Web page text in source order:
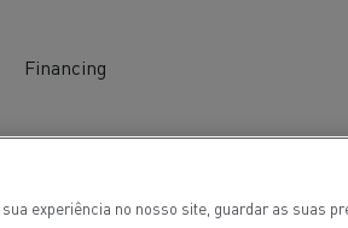
Financing
experiência no nosso site, guardar as suas